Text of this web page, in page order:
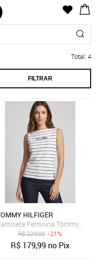
Total: 4
FILTRAR
Script Decote Canoa
HILFIGER
Feminina Tommy
R$229,00 - 21%
R$ 179,99 no Pix